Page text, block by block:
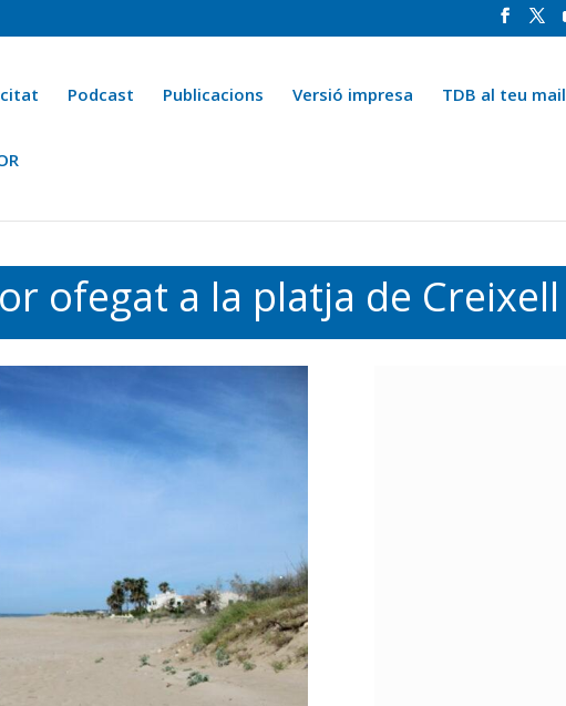
Podcast Publicacions Versió impresa TDB al teu mail
ofegat a la platja de Creixell